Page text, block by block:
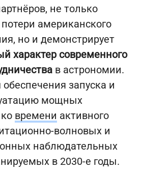
не только
американского
но и демонстрирует
характер современного
в астрономии.
запуска и
мощных
времени активного
волновых и
наблюдательных
в 2030-е годы.